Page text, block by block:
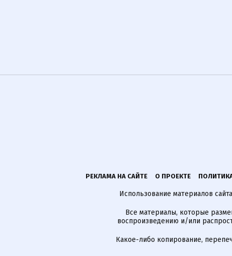
РЕКЛАМА НА САЙТЕ О ПРОЕКТЕ
Использование материалов
Все материалы, которые
воспроизведению и/или
Какое-либо копирование,